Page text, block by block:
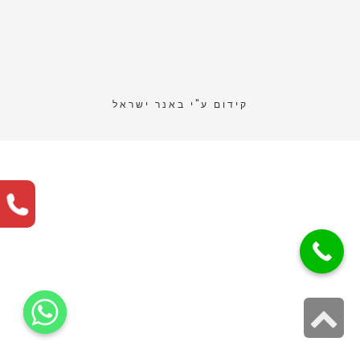
קידום ע"י באנר ישראל
לראש